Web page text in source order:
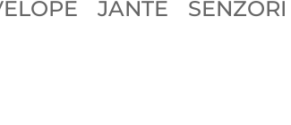
JANTE SENZORI